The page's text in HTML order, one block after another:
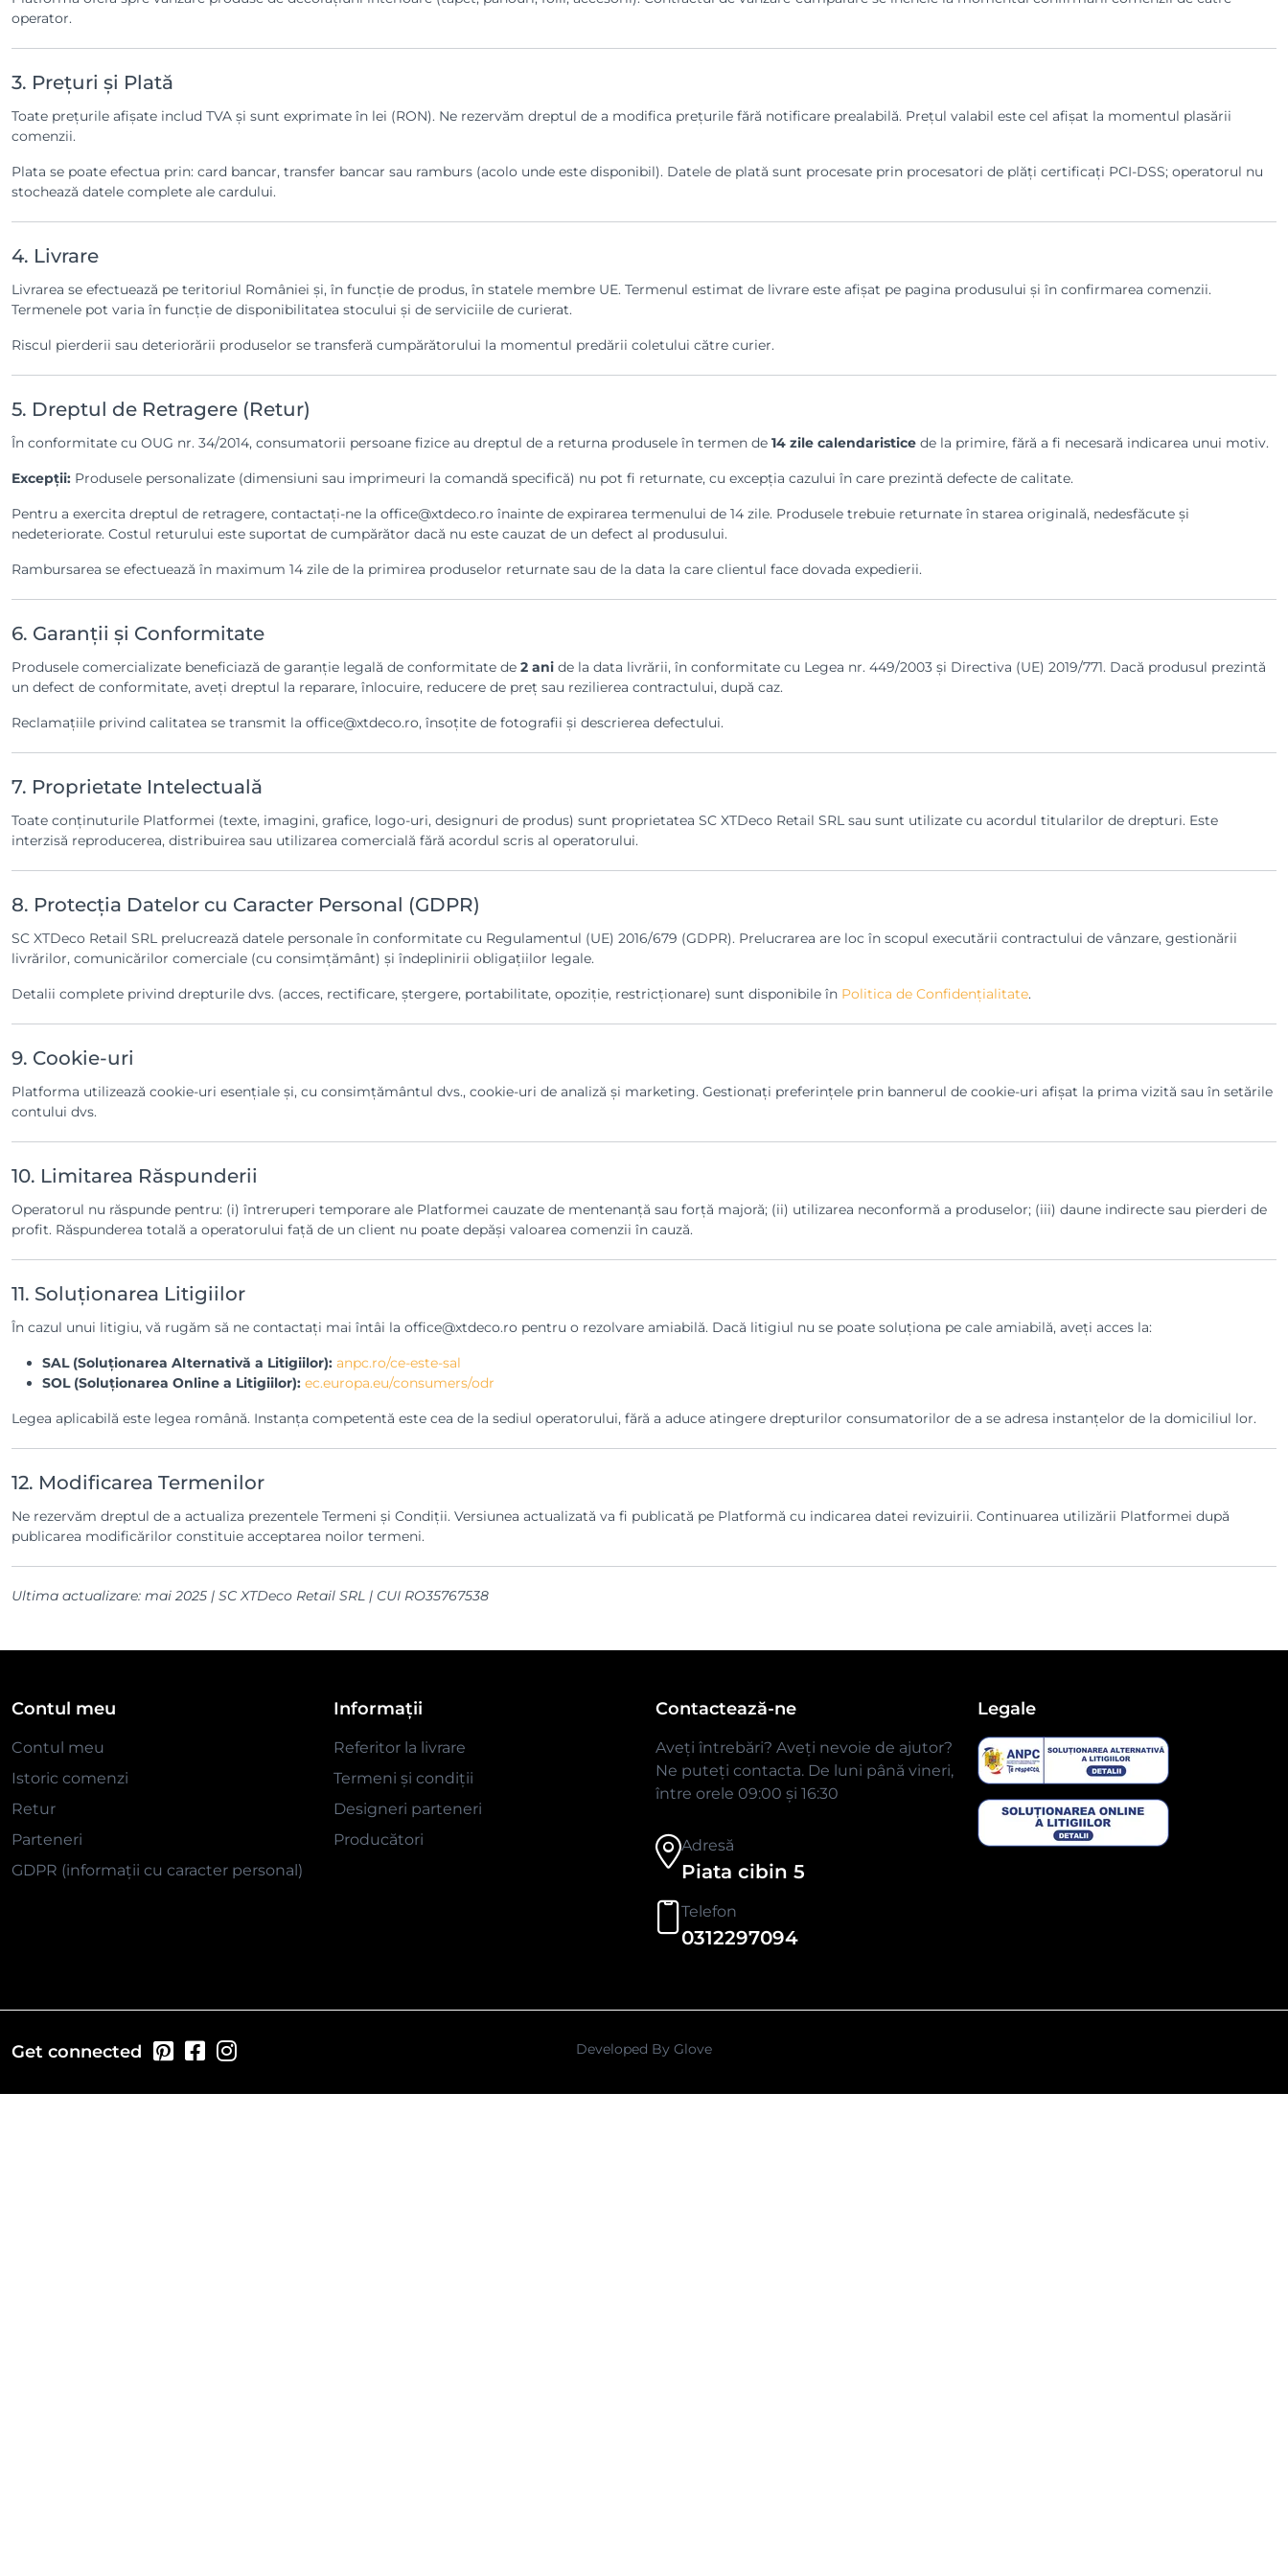
operator.
3. Prețuri și Plată
Toate prețurile afișate includ TVA și sunt exprimate în lei (RON). Ne rezervăm dreptul de a modifica prețurile fără notificare prealabilă. Prețul valabil este cel afișat la momentul plasării
comenzii.
Plata se poate efectua prin: card bancar, transfer bancar sau ramburs (acolo unde este disponibil). Datele de plată sunt procesate prin procesatori de plăți certificați PCI-DSS; operatorul nu
stochează datele complete ale cardului.
4. Livrare
Livrarea se efectuează pe teritoriul României și, în funcție de produs, în statele membre UE. Termenul estimat de livrare este afișat pe pagina produsului și în confirmarea comenzii.
Termenele pot varia în funcție de disponibilitatea stocului și de serviciile de curierat.
Riscul pierderii sau deteriorării produselor se transferă cumpărătorului la momentul predării coletului către curier.
5. Dreptul de Retragere (Retur)
În conformitate cu OUG nr. 34/2014, consumatorii persoane fizice au dreptul de a returna produsele în termen de 14 zile calendaristice de la primire, fără a fi necesară indicarea unui motiv.
Excepții: Produsele personalizate (dimensiuni sau imprimeuri la comandă specifică) nu pot fi returnate, cu excepția cazului în care prezintă defecte de calitate.
Pentru a exercita dreptul de retragere, contactați-ne la office@xtdeco.ro înainte de expirarea termenului de 14 zile. Produsele trebuie returnate în starea originală, nedesfăcute și
nedeteriorate. Costul returului este suportat de cumpărător dacă nu este cauzat de un defect al produsului.
Rambursarea se efectuează în maximum 14 zile de la primirea produselor returnate sau de la data la care clientul face dovada expedierii.
6. Garanții și Conformitate
Produsele comercializate beneficiază de garanție legală de conformitate de 2 ani de la data livrării, în conformitate cu Legea nr. 449/2003 și Directiva (UE) 2019/771. Dacă produsul prezintă
un defect de conformitate, aveți dreptul la reparare, înlocuire, reducere de preț sau rezilierea contractului, după caz.
Reclamațiile privind calitatea se transmit la office@xtdeco.ro, însoțite de fotografii și descrierea defectului.
7. Proprietate Intelectuală
Toate conținuturile Platformei (texte, imagini, grafice, logo-uri, designuri de produs) sunt proprietatea SC XTDeco Retail SRL sau sunt utilizate cu acordul titularilor de drepturi. Este
interzisă reproducerea, distribuirea sau utilizarea comercială fără acordul scris al operatorului.
8. Protecția Datelor cu Caracter Personal (GDPR)
SC XTDeco Retail SRL prelucrează datele personale în conformitate cu Regulamentul (UE) 2016/679 (GDPR). Prelucrarea are loc în scopul executării contractului de vânzare, gestionării
livrărilor, comunicărilor comerciale (cu consimțământ) și îndeplinirii obligațiilor legale.
Detalii complete privind drepturile dvs. (acces, rectificare, ștergere, portabilitate, opoziție, restricționare) sunt disponibile în Politica de Confidențialitate.
9. Cookie-uri
Platforma utilizează cookie-uri esențiale și, cu consimțământul dvs., cookie-uri de analiză și marketing. Gestionați preferințele prin bannerul de cookie-uri afișat la prima vizită sau în setările
contului dvs.
10. Limitarea Răspunderii
Operatorul nu răspunde pentru: (i) întreruperi temporare ale Platformei cauzate de mentenanță sau forță majoră; (ii) utilizarea neconformă a produselor; (iii) daune indirecte sau pierderi de
profit. Răspunderea totală a operatorului față de un client nu poate depăși valoarea comenzii în cauză.
11. Soluționarea Litigiilor
În cazul unui litigiu, vă rugăm să ne contactați mai întâi la office@xtdeco.ro pentru o rezolvare amiabilă. Dacă litigiul nu se poate soluționa pe cale amiabilă, aveți acces la:
SAL (Soluționarea Alternativă a Litigiilor): anpc.ro/ce-este-sal
SOL (Soluționarea Online a Litigiilor): ec.europa.eu/consumers/odr
Legea aplicabilă este legea română. Instanța competentă este cea de la sediul operatorului, fără a aduce atingere drepturilor consumatorilor de a se adresa instanțelor de la domiciliul lor.
12. Modificarea Termenilor
Ne rezervăm dreptul de a actualiza prezentele Termeni și Condiții. Versiunea actualizată va fi publicată pe Platformă cu indicarea datei revizuirii. Continuarea utilizării Platformei după
publicarea modificărilor constituie acceptarea noilor termeni.
Ultima actualizare: mai 2025 | SC XTDeco Retail SRL | CUI RO35767538
Contul meu
Contul meu
Istoric comenzi
Retur
Parteneri
GDPR (informații cu caracter personal)
Informații
Referitor la livrare
Termeni și condiții
Designeri parteneri
Producători
Contactează-ne
Aveți întrebări? Aveți nevoie de ajutor?
Ne puteți contacta. De luni până vineri,
între orele 09:00 și 16:30
Adresă
Piata cibin 5
Telefon
0312297094
Legale
Get connected Developed By Glove